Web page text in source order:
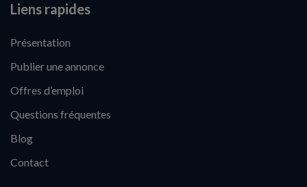
Liens rapides
Présentation
Publier une annonce
Offres d’emploi
Questions fréquentes
Blog
Contact